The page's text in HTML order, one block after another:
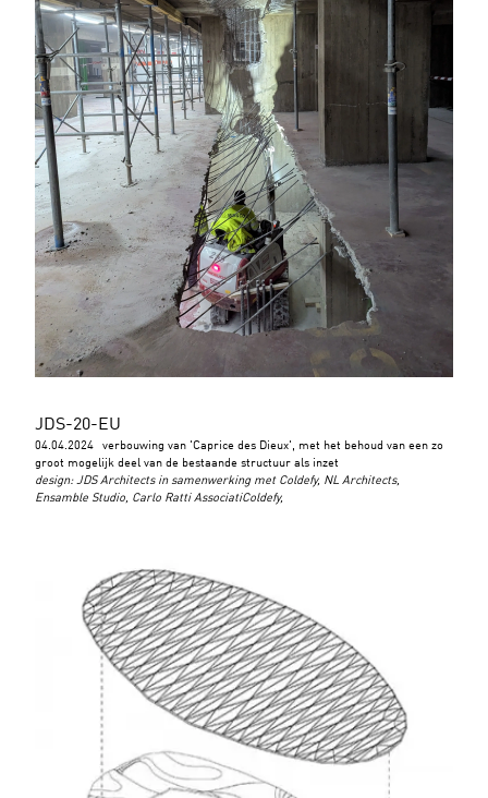
JDS-20-EU
04.04.2024
verbouwing van 'Caprice des Dieux', met het behoud van een zo
groot mogelijk deel van de bestaande structuur als inzet
design:JDS Architects in samenwerking met Coldefy, NL Architects,
Ensamble Studio, Carlo Ratti AssociatiColdefy,